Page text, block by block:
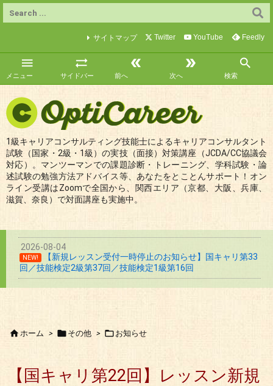

メニュー

サイドバー

前へ

次へ

検索
サイトマップ Twitter YouTube Feedly
1級キャリアコンサルティング技能士によるキャリアコンサルタント
試験（国家・2級・1級）の実技（面接）対策講座（JCDA/CC協議会
対応）。マンツーマンでの課題診断・トレーニング、学科試験・論
述試験の勉強方法アドバイス等、あなたをとことんサポート！オン
ライン受講はZoomで全国から、関西エリア（京都、大阪、兵庫、
滋賀、奈良）で対面講座も実施中。
2026-08-04
NEW!
【新規レッスン受付一時停止のお知らせ】国キャリ第33
回／技能検定2級第37回／技能検定1級第16回
ホーム >  その他 >  お知らせ
【国キャリ第22回】レッスン新規